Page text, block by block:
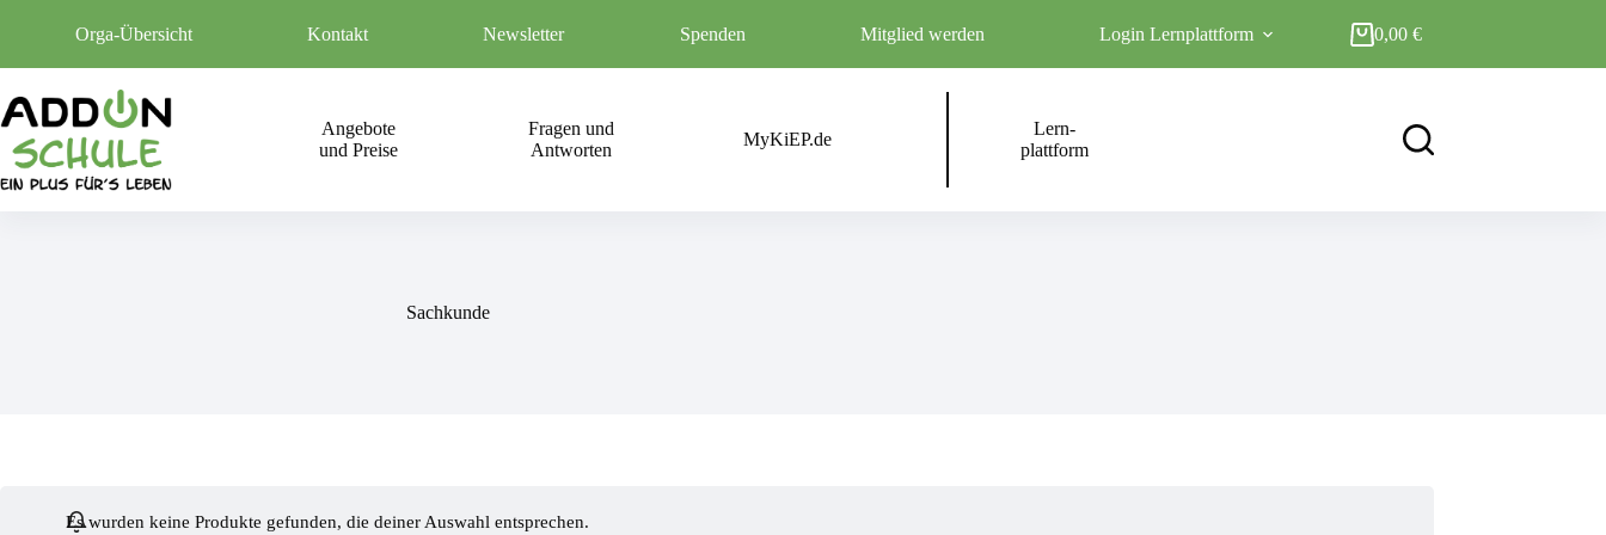
Orga-Übersicht Kontakt Newsletter Spenden Mitglied werden Login Lernplattform Warenkorb
0,00 €
Angebote
und Preise
Fragen und
Antworten
MyKiEP.de
Lern-
plattform
Sachkunde
Es wurden keine Produkte gefunden, die deiner Auswahl entsprechen.